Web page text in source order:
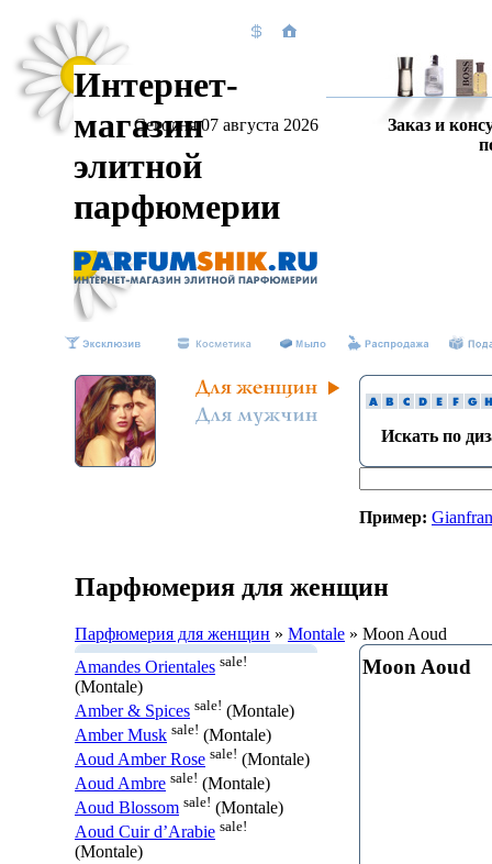
Интернет-
магазин
элитной
парфюмерии
Сегодня 07 августа 2026
Заказ и
Искать по
Пример:
Парфюмерия для женщин
Парфюмерия для женщин » Montale » Moon Aoud
Amandes Orientales sale!
(Montale)
Amber & Spices sale! (Montale)
Amber Musk sale! (Montale)
Aoud Amber Rose sale! (Montale)
Aoud Ambre sale! (Montale)
Aoud Blossom sale! (Montale)
Aoud Cuir d’Arabie sale!
(Montale)
Moon Aoud